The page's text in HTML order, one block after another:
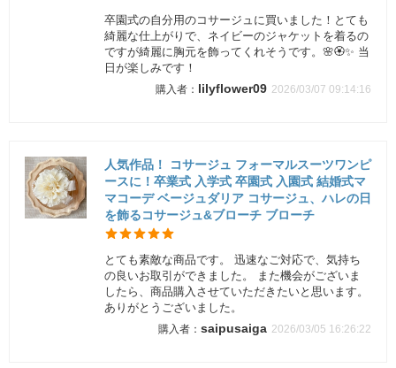
卒園式の自分用のコサージュに買いました！とても
綺麗な仕上がりで、ネイビーのジャケットを着るの
ですが綺麗に胸元を飾ってくれそうです。🌸🏵️✨ 当
日が楽しみです！
lilyflower09 2026/03/07 09:14:16
人気作品！ コサージュ フォーマルスーツワンピ
ースに！卒業式 入学式 卒園式 入園式 結婚式マ
マコーデ ベージュダリア コサージュ、ハレの日
を飾るコサージュ&ブローチ ブローチ
とても素敵な商品です。 迅速なご対応で、気持ち
の良いお取引ができました。 また機会がございま
したら、商品購入させていただきたいと思います。
ありがとうございました。
saipusaiga 2026/03/05 16:26:22